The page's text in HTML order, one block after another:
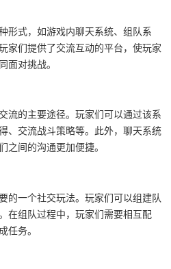
形式，如游戏内聊天系统、组队系
家们提供了交流互动的平台，使玩家
面对挑战。
流的主要途径。玩家们可以通过该系
、交流战斗策略等。此外，聊天系统
之间的沟通更加便捷。
的一个社交玩法。玩家们可以组建队
在组队过程中，玩家们需要相互配
任务。